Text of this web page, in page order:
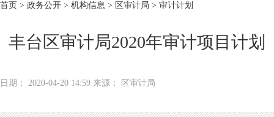
首页 > 政务公开 > 机构信息 > 区审计局 > 审计计划
丰台区审计局2020年审计项目计划
日期： 2020-04-20 14:59 来源： 区审计局